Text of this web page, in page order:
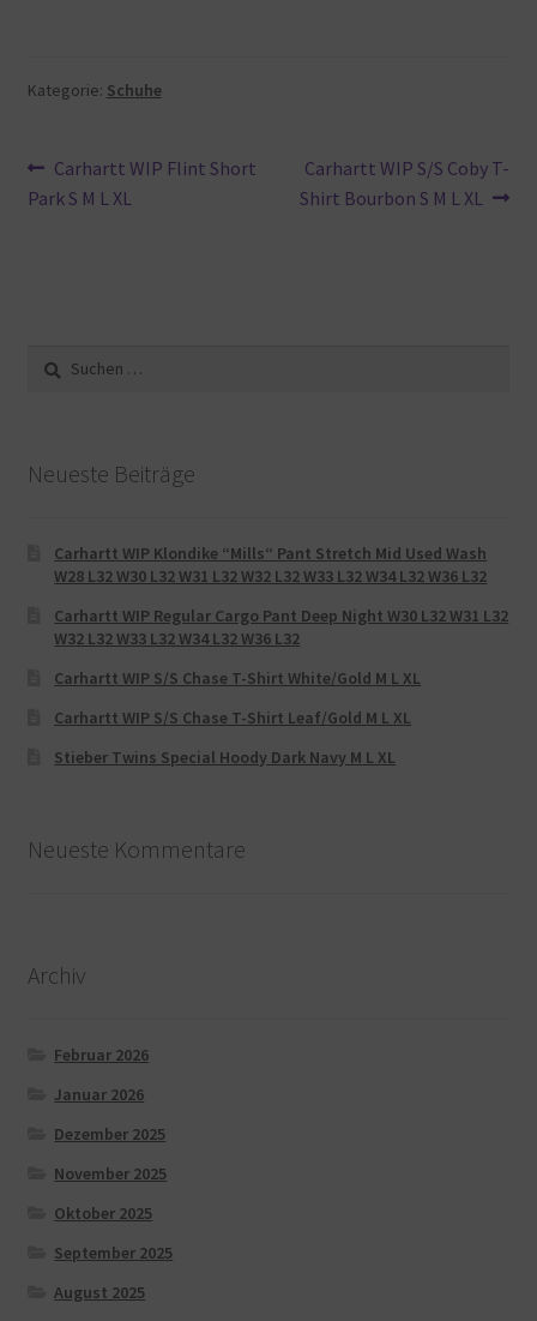
Kategorie: Schuhe
Beitragsnavigation
Vorheriger
Beitrag:
Carhartt WIP Flint Short
Park S M L XL
Nächster
Beitrag:
Carhartt WIP S/S Coby T-
Shirt Bourbon S M L XL
Suche
nach:
Neueste Beiträge
Carhartt WIP Klondike “Mills“ Pant Stretch Mid Used Wash
W28 L32 W30 L32 W31 L32 W32 L32 W33 L32 W34 L32 W36 L32
Carhartt WIP Regular Cargo Pant Deep Night W30 L32 W31 L32
W32 L32 W33 L32 W34 L32 W36 L32
Carhartt WIP S/S Chase T-Shirt White/Gold M L XL
Carhartt WIP S/S Chase T-Shirt Leaf/Gold M L XL
Stieber Twins Special Hoody Dark Navy M L XL
Neueste Kommentare
Archiv
Februar 2026
Januar 2026
Dezember 2025
November 2025
Oktober 2025
September 2025
August 2025